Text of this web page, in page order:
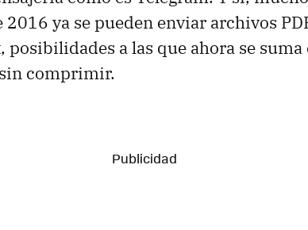
ya se pueden enviar archivos
posibilidades a las que ahora se suma
comprimir.